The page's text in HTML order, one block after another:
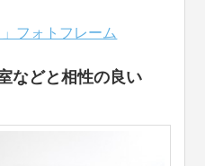
」フォトフレーム
などと相性の良い